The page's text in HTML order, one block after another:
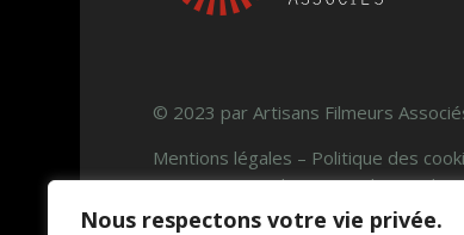
Nous respectons votre vie privée.
© 2023 par Artisans Filmeurs
Mentions légales – Politique des
Termes et conditions – Politique de
confidentialité